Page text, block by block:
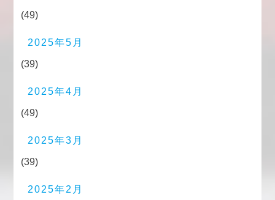
(49)
2025年5月
(39)
2025年4月
(49)
2025年3月
(39)
2025年2月